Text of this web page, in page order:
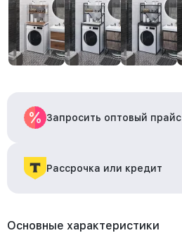
Запросить оптовый прайс
Рассрочка или кредит
Основные характеристики